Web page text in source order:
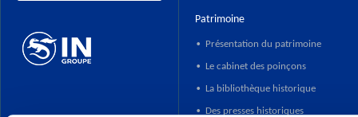
Patrimoine
• Présentation du patrimoine
• Le cabinet des poinçons
• La bibliothèque historique
• Des presses historiques